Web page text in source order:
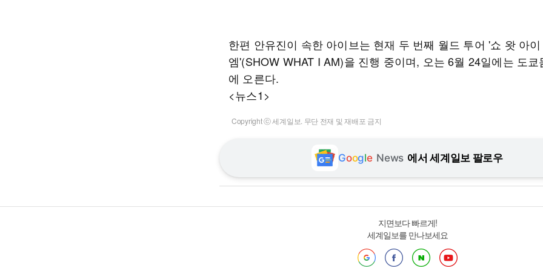
한편 안유진이 속한 아이브는 현재 두 번째 월드 투어 '쇼 왓 아이
엠'(SHOW WHAT I AM)을 진행 중이며, 오는 6월 24일에는 도쿄
에 오른다.
<뉴스1>
Copyright ⓒ 세계일보. 무단 전재 및 재배포 금지
Google News 에서 세계일보 팔로우
지면보다 빠르게!
세계일보를 만나보세요